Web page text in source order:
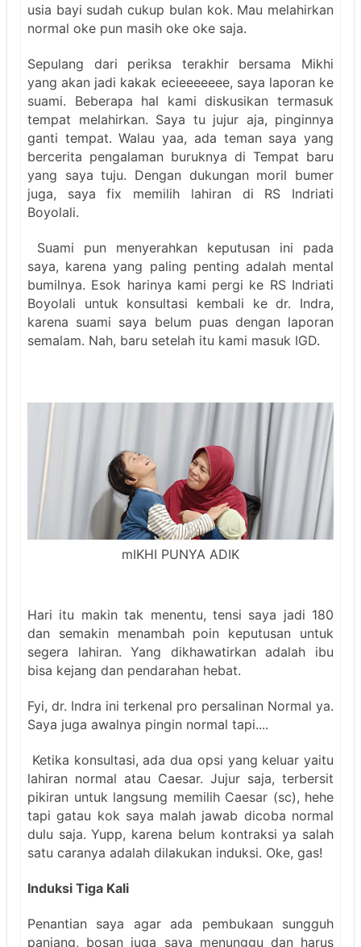
usia bayi sudah cukup bulan kok. Mau melahirkan
normal oke pun masih oke oke saja.
Sepulang dari periksa terakhir bersama Mikhi
yang akan jadi kakak ecieeeeeee, saya laporan ke
suami. Beberapa hal kami diskusikan termasuk
tempat melahirkan. Saya tu jujur aja, pinginnya
ganti tempat. Walau yaa, ada teman saya yang
bercerita pengalaman buruknya di Tempat baru
yang saya tuju. Dengan dukungan moril bumer
juga, saya fix memilih lahiran di RS Indriati
Boyolali.
Suami pun menyerahkan keputusan ini pada
saya, karena yang paling penting adalah mental
bumilnya. Esok harinya kami pergi ke RS Indriati
Boyolali untuk konsultasi kembali ke dr. Indra,
karena suami saya belum puas dengan laporan
semalam. Nah, baru setelah itu kami masuk IGD.
mIKHI PUNYA ADIK
Hari itu makin tak menentu, tensi saya jadi 180
dan semakin menambah poin keputusan untuk
segera lahiran. Yang dikhawatirkan adalah ibu
bisa kejang dan pendarahan hebat.
Fyi, dr. Indra ini terkenal pro persalinan Normal ya.
Saya juga awalnya pingin normal tapi....
Ketika konsultasi, ada dua opsi yang keluar yaitu
lahiran normal atau Caesar. Jujur saja, terbersit
pikiran untuk langsung memilih Caesar (sc), hehe
tapi gatau kok saya malah jawab dicoba normal
dulu saja. Yupp, karena belum kontraksi ya salah
satu caranya adalah dilakukan induksi. Oke, gas!
Induksi Tiga Kali
Penantian saya agar ada pembukaan sungguh
panjang, bosan juga saya menunggu dan harus